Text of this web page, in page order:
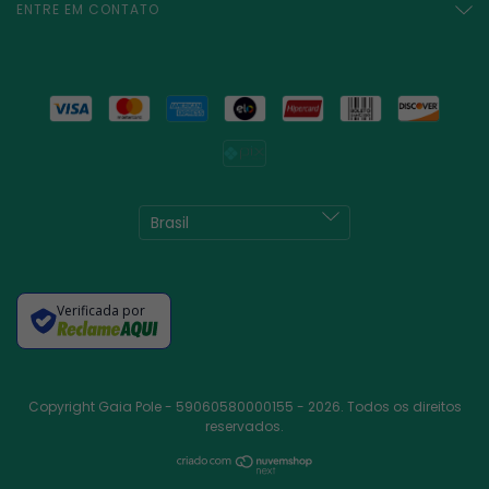
ENTRE EM CONTATO
Verificada por
Copyright Gaia Pole - 59060580000155 - 2026. Todos os direitos
reservados.